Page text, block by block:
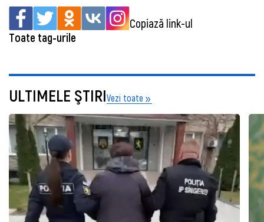
Copiază link-ul
Toate tag-urile
ULTIMELE ŞTIRIVezi toate